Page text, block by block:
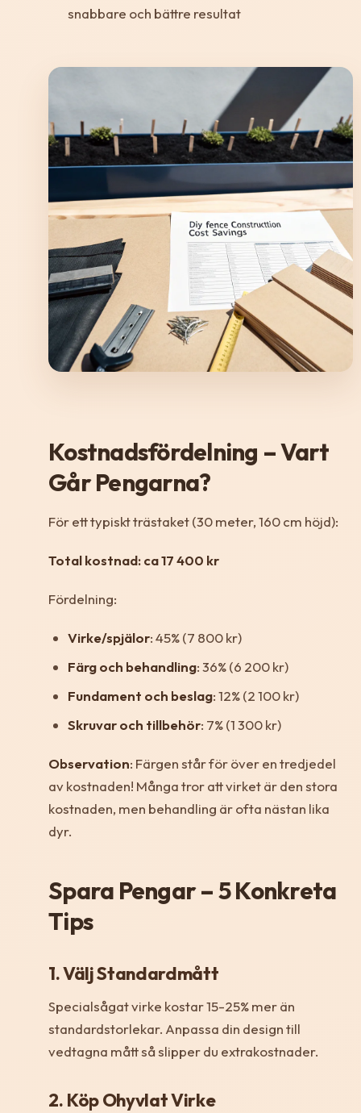
snabbare och bättre resultat
Kostnadsfördelning – Vart
Går Pengarna?
För ett typiskt trästaket (30 meter, 160 cm höjd):
Total kostnad: ca 17 400 kr
Fördelning:
Virke/spjälor: 45% (7 800 kr)
Färg och behandling: 36% (6 200 kr)
Fundament och beslag: 12% (2 100 kr)
Skruvar och tillbehör: 7% (1 300 kr)
Observation: Färgen står för över en tredjedel
av kostnaden! Många tror att virket är den stora
kostnaden, men behandling är ofta nästan lika
dyr.
Spara Pengar – 5 Konkreta
Tips
1. Välj Standardmått
Specialsågat virke kostar 15-25% mer än
standardstorlekar. Anpassa din design till
vedtagna mått så slipper du extrakostnader.
2. Köp Ohyvlat Virke